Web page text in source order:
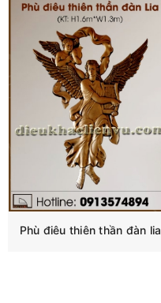
Phù điêu thiên thần đàn lia